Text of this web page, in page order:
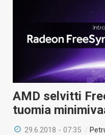
AMD selvitti
tuomia
29.6.2018 - 07:35 /